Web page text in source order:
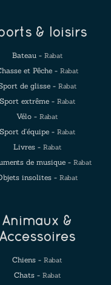
& loisirs
Bateau - Rabat
et Pêche - Rabat
de glisse - Rabat
Sport extrême - Rabat
Vélo - Rabat
Sport d'équipe - Rabat
Livres - Rabat
de musique - Rabat
insolites - Rabat
Animaux &
Accessoires
Chiens - Rabat
Chats - Rabat